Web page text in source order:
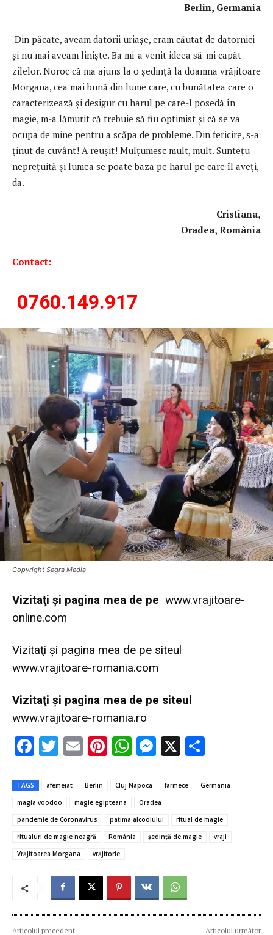
Berlin, Germania
Din păcate, aveam datorii uriaşe, eram căutat de datornici
şi nu mai aveam linişte. Ba mi-a venit ideea să-mi capăt
zilelor. Noroc că ma ajuns la o şedinţă la doamna vrăjitoare
Morgana, cea mai bună din lume care, cu bunătatea care o
caracterizează şi desigur cu harul pe care-l posedă în
magie, m-a lămurit că trebuie să fiu optimist şi că se va
ocupa de mine pentru a scăpa de probleme. Din fericire, s-a
ţinut de cuvânt! A reuşit! Mulţumesc mult, mult. Suntețu
neprețuită și lumea se poate baza pe harul pe care îl aveți,
da.
Cristiana,
Oradea, România
Contact:
0760.149.917
Copyright Segra Media
Vizitaţi şi pagina mea de pe www.vrajitoare-
online.com
Vizitaţi şi pagina mea de pe siteul
www.vrajitoare-romania.com
Vizitaţi şi pagina mea de pe siteul
www.vrajitoare-romania.ro
F
e
b
o
o
k
T
it
te
r
E
ai
l
Pi
er
es
t
W
at
s
A
p
M
se
n
g
er
X
ta
az
ă
TAGS afemeiat Berlin Cluj Napoca farmece
Germania
magia voodoo
magie egipteana
Oradea
pandemie de Coronavirus
patima alcoolului
ritual de magie
ritualuri de magie neagră
România şedinţă de magie
vraji
Vrăjitoarea Morgana
vrăjitorie
Articolul precedent Articolul următor